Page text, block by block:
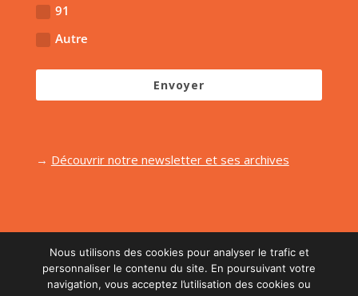
91
Autre
Envoyer
→ Découvrir notre newsletter et ses archives
Réalisé par l'agenceMidi Moins Le Quart| Retouche
Nous utilisons des cookies pour analyser le trafic et
personnaliser le contenu du site. En poursuivant votre
navigation, vous acceptez l’utilisation des cookies ou